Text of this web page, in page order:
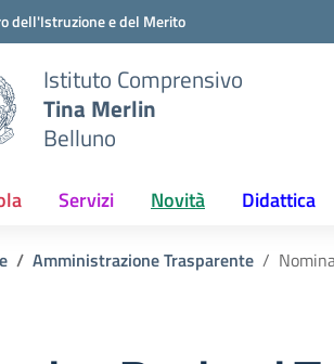
dell'Istruzione e del Merito
Istituto Comprensivo
Tina Merlin
Belluno
Servizi Novità Didattica
Amministrazione Trasparente